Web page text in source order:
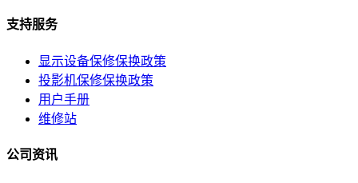
支持服务
显示设备保修保换政策
投影机保修保换政策
用户手册
维修站
公司资讯